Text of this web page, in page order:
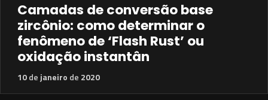
Camadas de conversão base
zircônio: como determinar o
fenômeno de ‘Flash Rust’ ou
oxidação instantân
10de janeiro de 2020